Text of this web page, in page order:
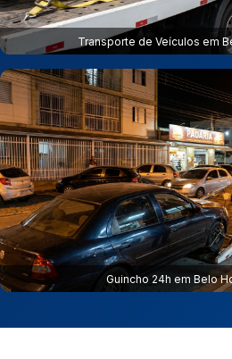
Transporte de Veículos em
Guincho 24h em Belo